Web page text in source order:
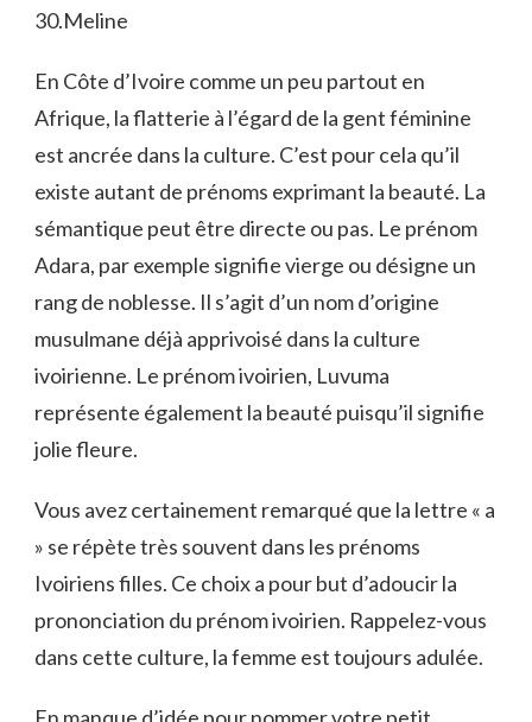
30.Meline
En Côte d’Ivoire comme un peu partout en
Afrique, la flatterie à l’égard de la gent féminine
est ancrée dans la culture. C’est pour cela qu’il
existe autant de prénoms exprimant la beauté. La
sémantique peut être directe ou pas. Le prénom
Adara, par exemple signifie vierge ou désigne un
rang de noblesse. Il s’agit d’un nom d’origine
musulmane déjà apprivoisé dans la culture
ivoirienne. Le prénom ivoirien, Luvuma
représente également la beauté puisqu’il signifie
jolie fleure.
Vous avez certainement remarqué que la lettre « a
» se répète très souvent dans les prénoms
Ivoiriens filles. Ce choix a pour but d’adoucir la
prononciation du prénom ivoirien. Rappelez-vous
dans cette culture, la femme est toujours adulée.